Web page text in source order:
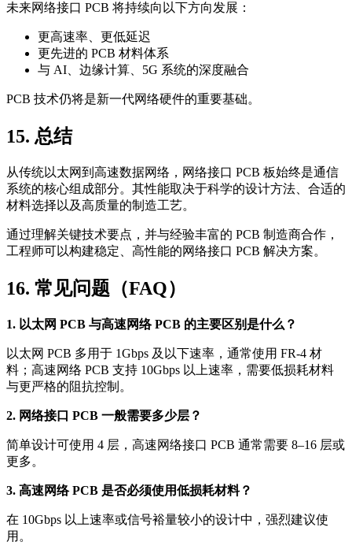
未来网络接口 PCB 将持续向以下方向发展：
更高速率、更低延迟
更先进的 PCB 材料体系
与 AI、边缘计算、5G 系统的深度融合
PCB 技术仍将是新一代网络硬件的重要基础。
15. 总结
从传统以太网到高速数据网络，网络接口 PCB 板始终是通信
系统的核心组成部分。其性能取决于科学的设计方法、合适的
材料选择以及高质量的制造工艺。
通过理解关键技术要点，并与经验丰富的 PCB 制造商合作，
工程师可以构建稳定、高性能的网络接口 PCB 解决方案。
16. 常见问题（FAQ）
1. 以太网 PCB 与高速网络 PCB 的主要区别是什么？
以太网 PCB 多用于 1Gbps 及以下速率，通常使用 FR-4 材
料；高速网络 PCB 支持 10Gbps 以上速率，需要低损耗材料
与更严格的阻抗控制。
2. 网络接口 PCB 一般需要多少层？
简单设计可使用 4 层，高速网络接口 PCB 通常需要 8–16 层或
更多。
3. 高速网络 PCB 是否必须使用低损耗材料？
在 10Gbps 以上速率或信号裕量较小的设计中，强烈建议使
用。